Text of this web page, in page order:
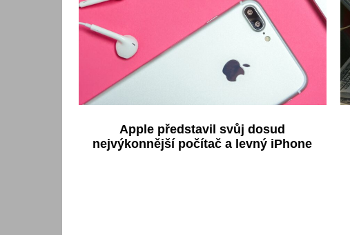
Apple představil svůj dosud
nejvýkonnější počítač a levný iPhone